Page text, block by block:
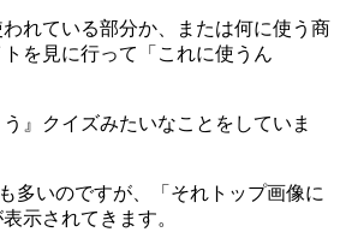
れている部分か、または何に使う商
を見に行って「これに使うん
』クイズみたいなことをしていま
多いのですが、「それトップ画像に
示されてきます。